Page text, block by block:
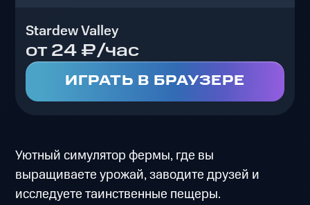
Stardew Valley
от 24 ₽/час
ИГРАТЬ В БРАУЗЕРЕ
Уютный симулятор фермы, где вы
выращиваете урожай, заводите друзей и
исследуете таинственные пещеры.